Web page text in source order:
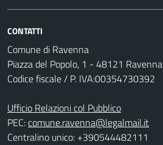
CONTATTI
Comune di Ravenna
Piazza del Popolo, 1 - 48121 Ravenna
Codice fiscale / P. IVA:00354730392
Ufficio Relazioni col Pubblico
PEC:comune.ravenna@legalmail.it
Centralino unico: +390544482111